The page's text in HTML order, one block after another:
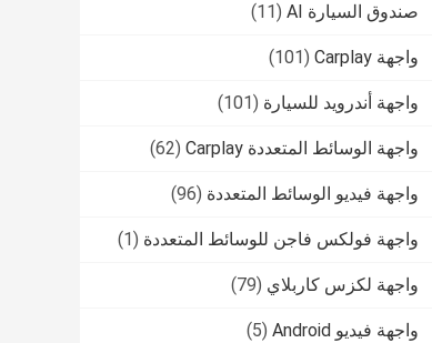
صندوق السيارة AI (11)
واجهة Carplay (101)
واجهة أندرويد للسيارة (101)
واجهة الوسائط المتعددة Carplay (62)
واجهة فيديو الوسائط المتعددة (96)
واجهة فولكس فاجن للوسائط المتعددة (1)
واجهة لكزس كاربلاي (79)
واجهة فيديو Android (5)